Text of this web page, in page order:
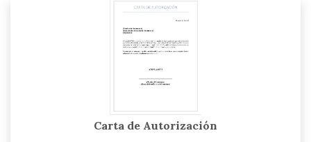
Carta de Autorización